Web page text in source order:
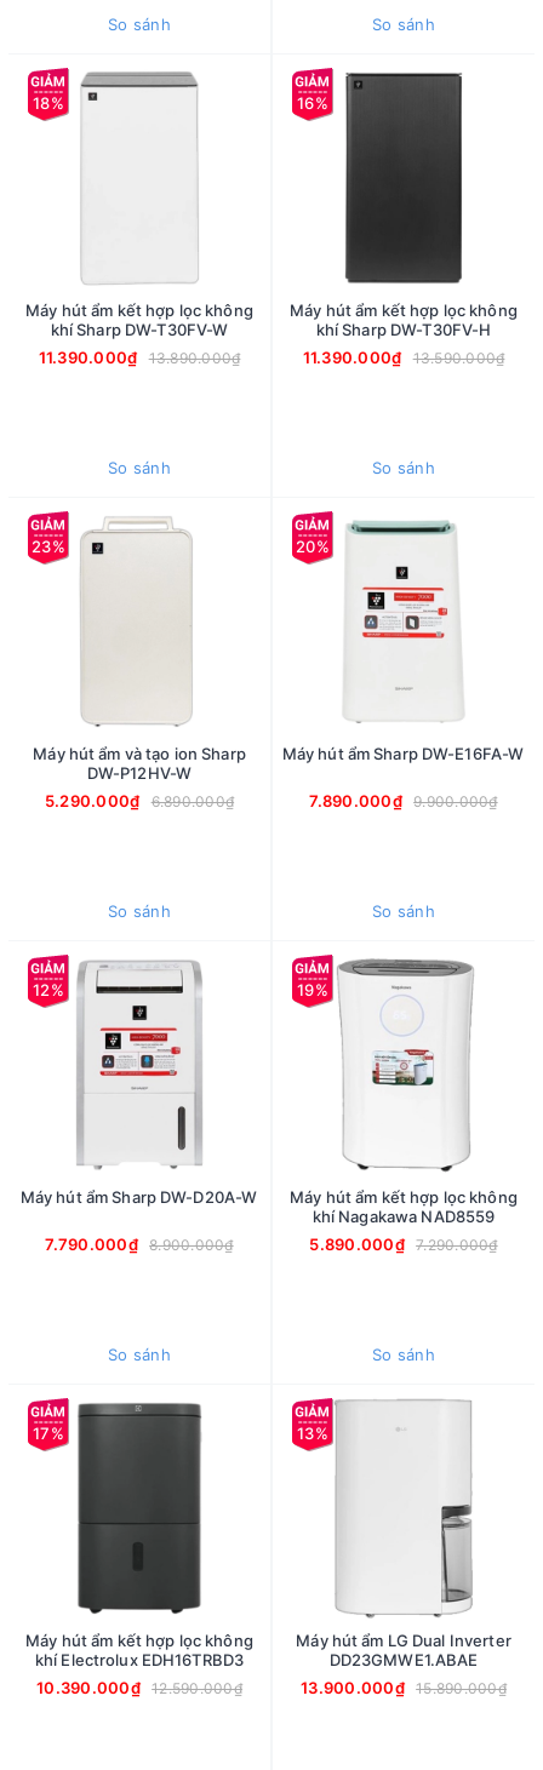
So sánh So sánh
18%
Máy hút ẩm kết hợp lọc không
khí Sharp DW-T30FV-W
11.390.000₫
13.890.000₫
So sánh
16%
Máy hút ẩm kết hợp lọc không
khí Sharp DW-T30FV-H
11.390.000₫
13.590.000₫
So sánh
23%
Máy hút ẩm và tạo ion Sharp
DW-P12HV-W
5.290.000₫
6.890.000₫
So sánh
20%
Máy hút ẩm Sharp DW-E16FA-W
7.890.000₫ 9.900.000₫
So sánh
12%
Máy hút ẩm Sharp DW-D20A-W
7.790.000₫ 8.900.000₫
So sánh
19%
Máy hút ẩm kết hợp lọc không
khí Nagakawa NAD8559
5.890.000₫
7.290.000₫
So sánh
17%
Máy hút ẩm kết hợp lọc không
khí Electrolux EDH16TRBD3
10.390.000₫
12.590.000₫
13%
Máy hút ẩm LG Dual Inverter
DD23GMWE1.ABAE
13.900.000₫
15.890.000₫